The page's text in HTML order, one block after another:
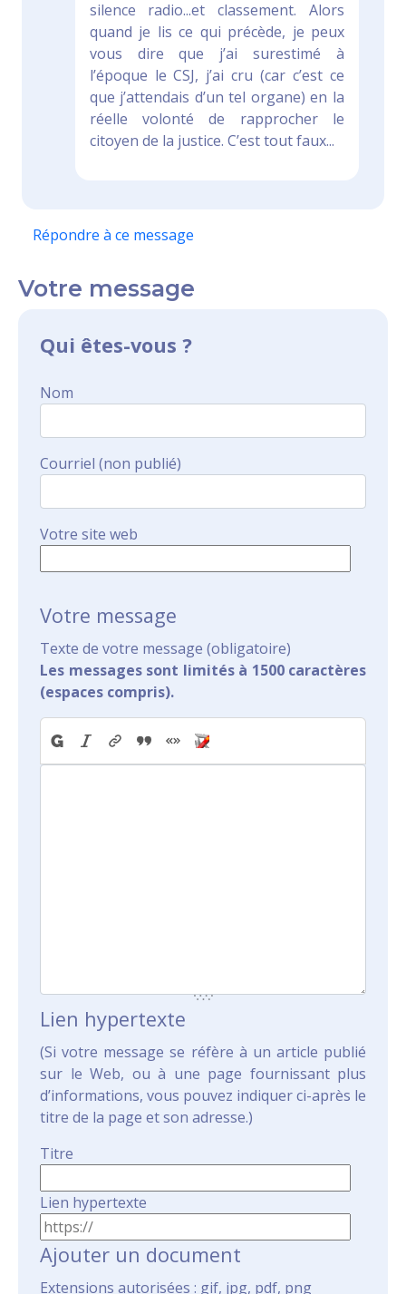
silence radio...et classement. Alors
quand je lis ce qui précède, je peux
vous dire que j’ai surestimé à
l’époque le CSJ, j’ai cru (car c’est ce
que j’attendais d’un tel organe) en la
réelle volonté de rapprocher le
citoyen de la justice. C’est tout faux...
Répondre à ce message
Votre message
Qui êtes-vous ?
Nom
Courriel (non publié)
Votre site web
Votre message
Texte de votre message (obligatoire)
Les messages sont limités à 1500 caractères
(espaces compris).
Lien hypertexte
(Si votre message se réfère à un article publié
sur le Web, ou à une page fournissant plus
d’informations, vous pouvez indiquer ci-après le
titre de la page et son adresse.)
Titre
Lien hypertexte
Ajouter un document
Extensions autorisées : gif, jpg, pdf, png